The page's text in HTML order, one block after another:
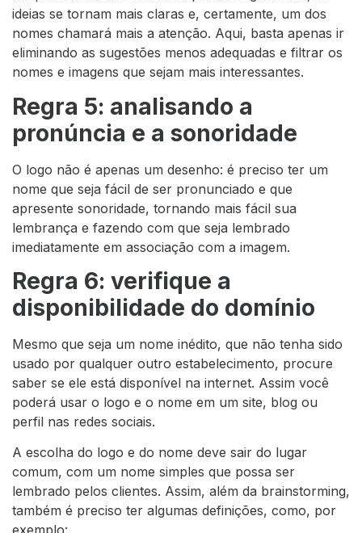
ideias se tornam mais claras e, certamente, um dos
nomes chamará mais a atenção. Aqui, basta apenas ir
eliminando as sugestões menos adequadas e filtrar os
nomes e imagens que sejam mais interessantes.
Regra 5: analisando a
pronúncia e a sonoridade
O logo não é apenas um desenho: é preciso ter um
nome que seja fácil de ser pronunciado e que
apresente sonoridade, tornando mais fácil sua
lembrança e fazendo com que seja lembrado
imediatamente em associação com a imagem.
Regra 6: verifique a
disponibilidade do domínio
Mesmo que seja um nome inédito, que não tenha sido
usado por qualquer outro estabelecimento, procure
saber se ele está disponível na internet. Assim você
poderá usar o logo e o nome em um site, blog ou
perfil nas redes sociais.
A escolha do logo e do nome deve sair do lugar
comum, com um nome simples que possa ser
lembrado pelos clientes. Assim, além da brainstorming,
também é preciso ter algumas definições, como, por